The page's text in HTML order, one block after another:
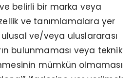
belirli bir marka veya
ve tanımlamalara yer
ve/veya uluslararası
bulunmaması veya teknik
mümkün olmaması